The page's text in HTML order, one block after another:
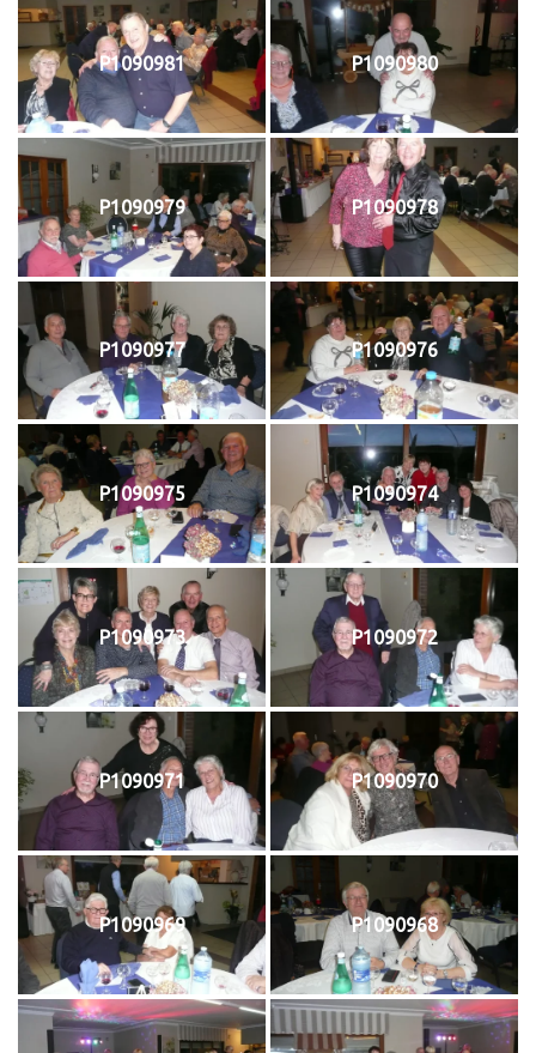
P1090981 P1090980
P1090979 P1090978
P1090977 P1090976
P1090975 P1090974
P1090973 P1090972
P1090971 P1090970
P1090969 P1090968